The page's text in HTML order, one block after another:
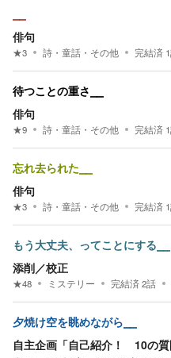
俳句
★3 詩・童話・その他 完結済 1
待つことの重さ⎯⎯
俳句
★9 詩・童話・その他 完結済 1
忘れ去られた⎯⎯
俳句
★3 詩・童話・その他 完結済 1
もう大丈夫、ってことにする⎯⎯
添削／校正
★48 ミステリー 完結済2話
夕焼け空を眺めながら⎯⎯
自主企画「自己紹介！ 10の質